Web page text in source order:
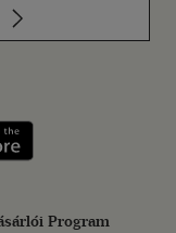
meg: Google
Program